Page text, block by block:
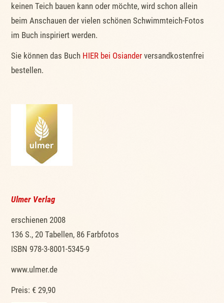
keinen Teich bauen kann oder möchte, wird schon allein
beim Anschauen der vielen schönen Schwimmteich-Fotos
im Buch inspiriert werden.
Sie können das Buch HIER bei Osianderversandkostenfrei
bestellen.
Ulmer Verlag
erschienen 2008
136 S., 20 Tabellen, 86 Farbfotos
ISBN 978-3-8001-5345-9
www.ulmer.de
Preis: € 29,90